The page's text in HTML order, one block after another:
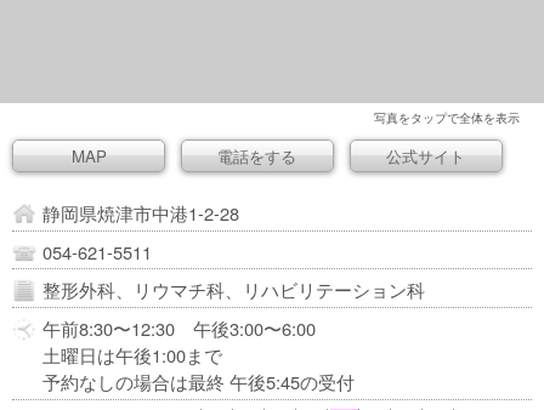
写真をタップで全体を表示
MAP 電話をする 公式サイト
静岡県焼津市中港1-2-28
054-621-5511
整形外科、リウマチ科、リハビリテーション科
午前8:30〜12:30 午後3:00〜6:00
土曜日は午後1:00まで
予約なしの場合は最終 午後5:45の受付